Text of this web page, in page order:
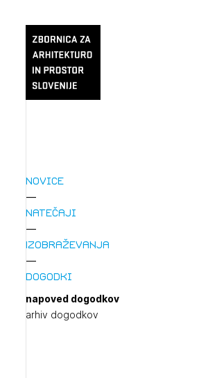
Novice
Natečaji
Izobraževanja
Dogodki
napoved dogodkov
arhiv dogodkov